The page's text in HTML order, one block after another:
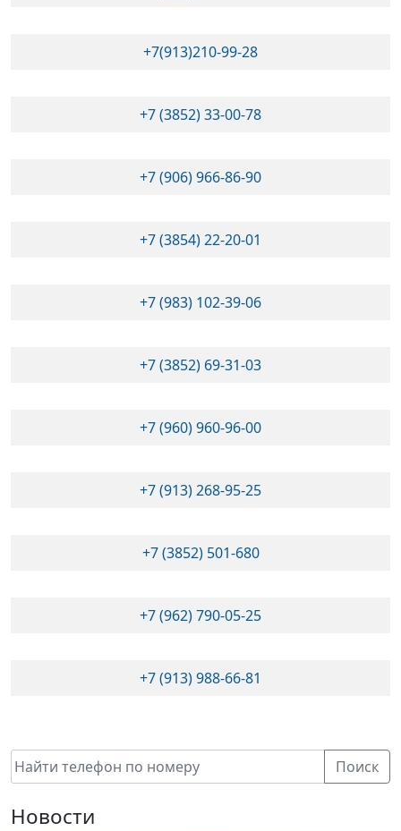
+7(913)210-99-28
+7 (3852) 33-00-78
+7 (906) 966-86-90
+7 (3854) 22-20-01
+7 (983) 102-39-06
+7 (3852) 69-31-03
+7 (960) 960-96-00
+7 (913) 268-95-25
+7 (3852) 501-680
+7 (962) 790-05-25
+7 (913) 988-66-81
Поиск
Новости